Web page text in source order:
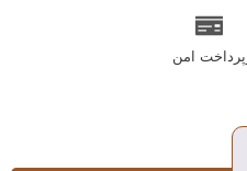
پرداخت امن